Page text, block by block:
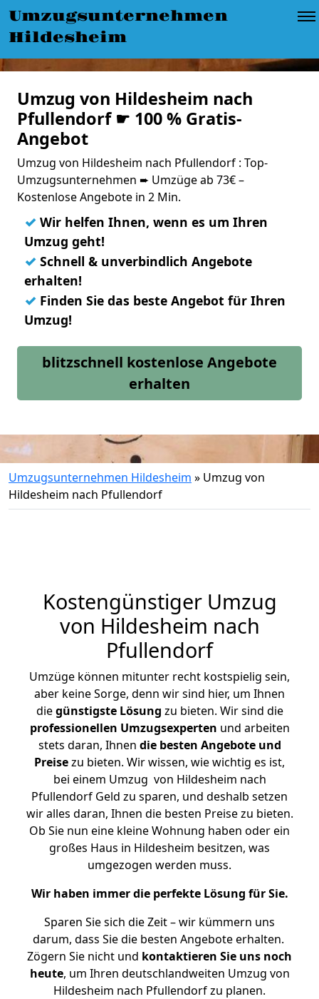
Umzugsunternehmen
Hildesheim
Umzug von Hildesheim nach
Pfullendorf ☛ 100 % Gratis-
Angebot
Umzug von Hildesheim nach Pfullendorf : Top-
Umzugsunternehmen ➨ Umzüge ab 73€ –
Kostenlose Angebote in 2 Min.
✓ Wir helfen Ihnen, wenn es um Ihren
Umzug geht!
✓ Schnell & unverbindlich Angebote
erhalten!
✓ Finden Sie das beste Angebot für Ihren
Umzug!
blitzschnell kostenlose Angebote
erhalten
Umzugsunternehmen Hildesheim » Umzug von
Hildesheim nach Pfullendorf
Kostengünstiger Umzug
von Hildesheim nach
Pfullendorf
Umzüge können mitunter recht kostspielig sein,
aber keine Sorge, denn wir sind hier, um Ihnen
diegünstigste Lösung zu bieten. Wir sind die
professionellen Umzugsexperten und arbeiten
stets daran, Ihnen die besten Angebote und
Preisezu bieten. Wir wissen, wie wichtig es ist,
bei einem Umzug von Hildesheim nach
Pfullendorf Geld zu sparen, und deshalb setzen
wir alles daran, Ihnen die besten Preise zu bieten.
Ob Sie nun eine kleine Wohnung haben oder ein
großes Haus in Hildesheim besitzen, was
umgezogen werden muss.
Wir haben immer die perfekte Lösung für Sie.
Sparen Sie sich die Zeit – wir kümmern uns
darum, dass Sie die besten Angebote erhalten.
Zögern Sie nicht und kontaktieren Sie uns noch
heute, um Ihren deutschlandweiten Umzug von
Hildesheim nach Pfullendorf zu planen.